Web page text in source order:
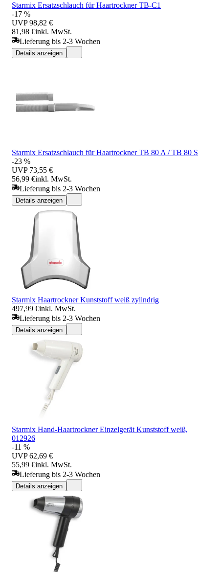
Starmix Ersatzschlauch für Haartrockner TB-C1
-17 %
UVP 98,82 €
81,98 €inkl. MwSt.
Lieferung bis 2-3 Wochen
Details anzeigen
Starmix Ersatzschlauch für Haartrockner TB 80 A / TB 80 S
-23 %
UVP 73,55 €
56,99 €inkl. MwSt.
Lieferung bis 2-3 Wochen
Details anzeigen
Starmix Haartrockner Kunststoff weiß zylindrig
497,99 €inkl. MwSt.
Lieferung bis 2-3 Wochen
Details anzeigen
Starmix Hand-Haartrockner Einzelgerät Kunststoff weiß,
012926
-11 %
UVP 62,69 €
55,99 €inkl. MwSt.
Lieferung bis 2-3 Wochen
Details anzeigen